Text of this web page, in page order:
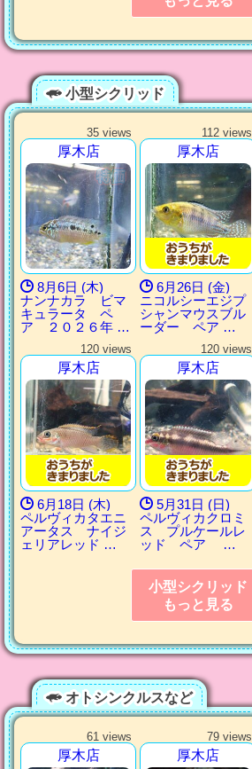
小型シクリッド
35 views
厚木店
8月6日 (木)
ナンナカラ ビマ
キュラータ ペ
ア ２０２６年 …
112 views
厚木店
6月26日 (金)
ニコルシーエジプ
シャンマウスブル
ーダー ペア …
120 views
厚木店
6月18日 (木)
ペルヴィカタエニ
アータス ナイジ
ェリアレッド …
120 views
厚木店
5月31日 (日)
ペルヴィカクロミ
ス プルケールレ
ッド ペア …
小型シクリッド
もっと見る
オトシンクルスなど
61 views
厚木店
79 views
厚木店